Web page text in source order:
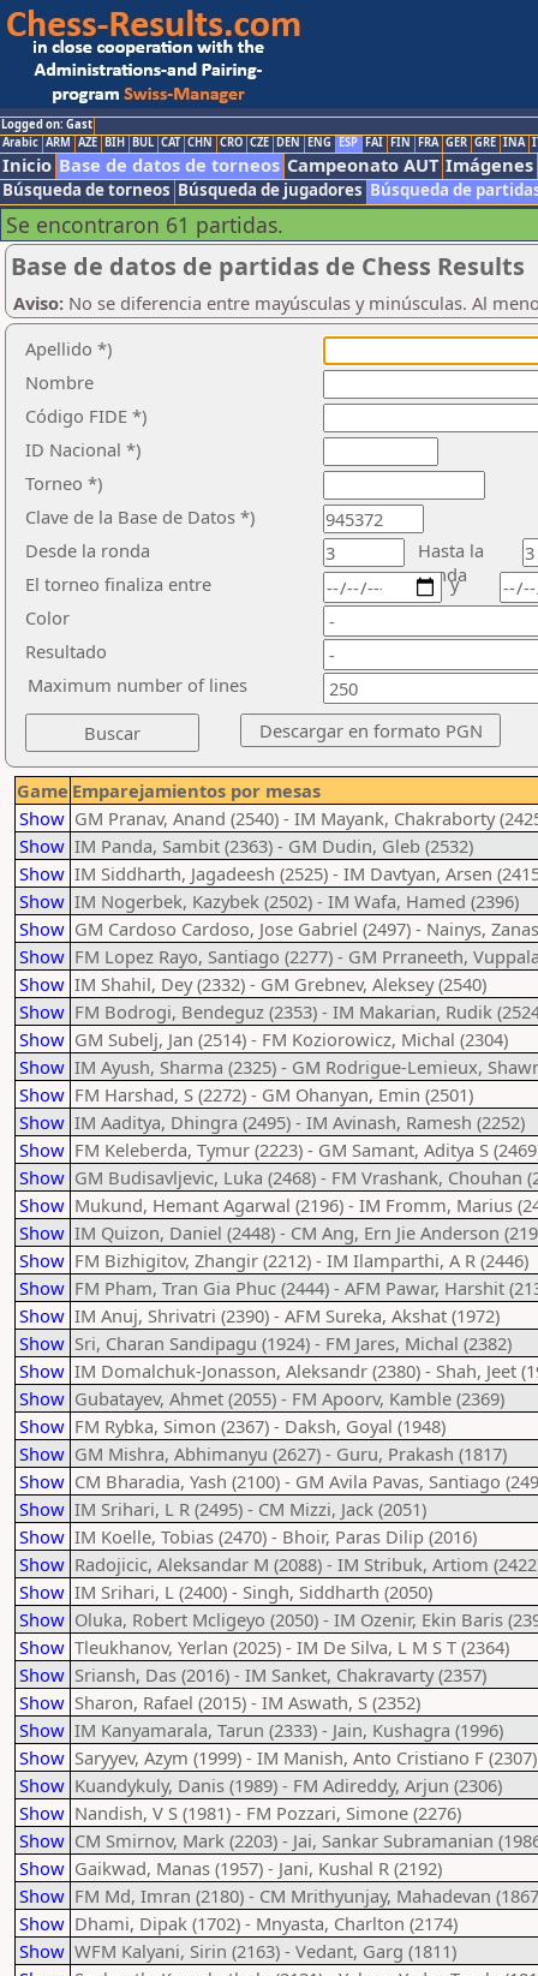
Logged on: Gast
Arabic ARM AZE BIH BUL CAT CHN CRO CZE DEN ENG ESP FAI FIN FRA GER GRE INA
Inicio Base de datos de torneos Campeonato AUT Imágenes
Búsqueda de torneos Búsqueda de jugadores Búsqueda de
Se encontraron 61 partidas.
Base de datos de partidas de Chess Results
Aviso: No se diferencia entre mayúsculas y minúsculas. Al
Apellido *)
Nombre
Código FIDE *)
ID Nacional *)
Torneo *)
Clave de la Base de Datos *)
Desde la ronda
Hasta la
ronda
El torneo finaliza entre
Color
Resultado
y
Maximum number of lines
Game Emparejamientos por mesas
Show GM Pranav, Anand (2540) - IM Mayank, Chakraborty
Show IM Panda, Sambit (2363) - GM Dudin, Gleb (2532)
Show IM Siddharth, Jagadeesh (2525) - IM Davtyan, Arsen
Show IM Nogerbek, Kazybek (2502) - IM Wafa, Hamed (2396)
Show GM Cardoso Cardoso, Jose Gabriel (2497) - Nainys,
Show FM Lopez Rayo, Santiago (2277) - GM Prraneeth,
Show IM Shahil, Dey (2332) - GM Grebnev, Aleksey (2540)
Show FM Bodrogi, Bendeguz (2353) - IM Makarian, Rudik
Show GM Subelj, Jan (2514) - FM Koziorowicz, Michal (2304)
Show IM Ayush, Sharma (2325) - GM Rodrigue-Lemieux,
Show FM Harshad, S (2272) - GM Ohanyan, Emin (2501)
Show IM Aaditya, Dhingra (2495) - IM Avinash, Ramesh (2252)
Show FM Keleberda, Tymur (2223) - GM Samant, Aditya S
Show GM Budisavljevic, Luka (2468) - FM Vrashank, Chouhan
Show Mukund, Hemant Agarwal (2196) - IM Fromm, Marius
Show IM Quizon, Daniel (2448) - CM Ang, Ern Jie Anderson
Show FM Bizhigitov, Zhangir (2212) - IM Ilamparthi, A R (2446)
Show FM Pham, Tran Gia Phuc (2444) - AFM Pawar, Harshit
Show IM Anuj, Shrivatri (2390) - AFM Sureka, Akshat (1972)
Show Sri, Charan Sandipagu (1924) - FM Jares, Michal (2382)
Show IM Domalchuk-Jonasson, Aleksandr (2380) - Shah, Jeet
Show Gubatayev, Ahmet (2055) - FM Apoorv, Kamble (2369)
Show FM Rybka, Simon (2367) - Daksh, Goyal (1948)
Show GM Mishra, Abhimanyu (2627) - Guru, Prakash (1817)
Show CM Bharadia, Yash (2100) - GM Avila Pavas, Santiago
Show IM Srihari, L R (2495) - CM Mizzi, Jack (2051)
Show IM Koelle, Tobias (2470) - Bhoir, Paras Dilip (2016)
Show Radojicic, Aleksandar M (2088) - IM Stribuk, Artiom
Show IM Srihari, L (2400) - Singh, Siddharth (2050)
Show Oluka, Robert Mcligeyo (2050) - IM Ozenir, Ekin Baris
Show Tleukhanov, Yerlan (2025) - IM De Silva, L M S T (2364)
Show Sriansh, Das (2016) - IM Sanket, Chakravarty (2357)
Show Sharon, Rafael (2015) - IM Aswath, S (2352)
Show IM Kanyamarala, Tarun (2333) - Jain, Kushagra (1996)
Show Saryyev, Azym (1999) - IM Manish, Anto Cristiano F (2307)
Show Kuandykuly, Danis (1989) - FM Adireddy, Arjun (2306)
Show Nandish, V S (1981) - FM Pozzari, Simone (2276)
Show CM Smirnov, Mark (2203) - Jai, Sankar Subramanian
Show Gaikwad, Manas (1957) - Jani, Kushal R (2192)
Show FM Md, Imran (2180) - CM Mrithyunjay, Mahadevan
Show Dhami, Dipak (1702) - Mnyasta, Charlton (2174)
Show WFM Kalyani, Sirin (2163) - Vedant, Garg (1811)